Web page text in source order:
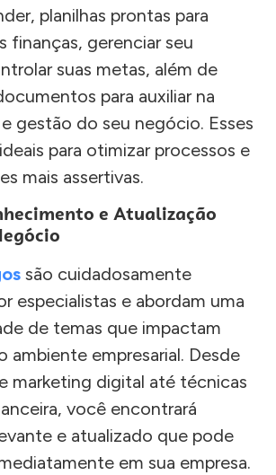
planilhas prontas para
finanças, gerenciar seu
suas metas, além de
para auxiliar na
gestão do seu negócio. Esses
para otimizar processos e
mais assertivas.
e Atualização
são cuidadosamente
especialistas e abordam uma
de temas que impactam
ambiente empresarial. Desde
marketing digital até técnicas
você encontrará
e atualizado que pode
em sua empresa.